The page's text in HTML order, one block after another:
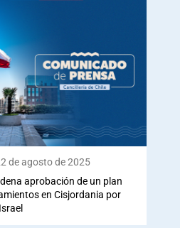
de agosto de 2025
aprobación de un plan
en Cisjordania por